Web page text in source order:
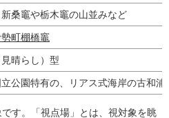
桑竈や栃木竈の山並みなど
町棚橋竈
晴らし）型
公園特有の、リアス式海岸の古和
す。「視点場」とは、視対象を眺